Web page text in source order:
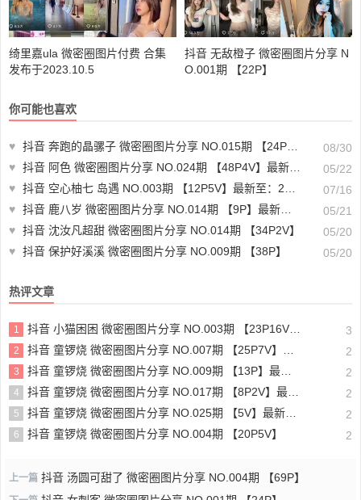
绮里嘉ula 微密圈图片付费 合集
发布于2023.10.5
抖音 无敌橙子 微密圈图片分享 N
O.001期 【22P】
你可能也喜欢
♥ 抖音 奔跑的晶骡子 微密圈图片分享 NO.015期 【24P】最新至：2024.8.27
08/30
♥ 抖音 阿色 微密圈图片分享 NO.024期 【48P4V】最新至：2024.1.01
05/22
♥ 抖音 空心柚七 岛遇 NO.003期 【12P5V】最新至：2025.6.24
07/16
♥ 抖音 鹿八岁 微密圈图片分享 NO.014期 【9P】最新至：2023.6.23
05/21
♥ 抖音 沈汝凡超甜 微密圈图片分享 NO.014期 【34P2V】
05/20
♥ 抖音 保护好溪溪 微密圈图片分享 NO.009期 【38P】 05/20
热评文章
1 抖音 小猫困困 微密圈图片分享 NO.003期 【23P16V】最新至：2025.1.23 3
2 抖音 童锣烧 微密圈图片分享 NO.007期 【25P7V】最新至：2023.10.24 2
3 抖音 童锣烧 微密圈图片分享 NO.009期 【13P】最新至：2023.12.28 2
4 抖音 童锣烧 微密圈图片分享 NO.017期 【8P2V】最新至：2204.11.14 2
5 抖音 童锣烧 微密圈图片分享 NO.025期 【5V】最新至：2025.3.12 2
6 抖音 童锣烧 微密圈图片分享 NO.004期 【20P5V】 2
上一篇 抖音 汤圆可甜了 微密圈图片分享 NO.004期 【69P】